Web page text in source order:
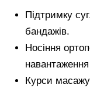
Підтримку
бандажів.
Носіння
Курси